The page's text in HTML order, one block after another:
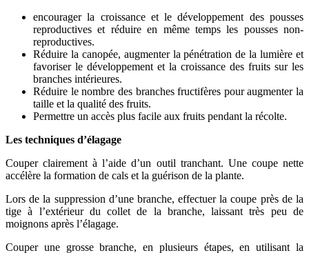
encourager la croissance et le développement des pousses
reproductives et réduire en même temps les pousses non-
reproductives.
Réduire la canopée, augmenter la pénétration de la lumière et
favoriser le développement et la croissance des fruits sur les
branches intérieures.
Réduire le nombre des branches fructifères pour augmenter la
taille et la qualité des fruits.
Permettre un accès plus facile aux fruits pendant la récolte.
Les techniques d’élagage
Couper clairement à l’aide d’un outil tranchant. Une coupe nette
accélère la formation de cals et la guérison de la plante.
Lors de la suppression d’une branche, effectuer la coupe près de la
tige à l’extérieur du collet de la branche, laissant très peu de
moignons après l’élagage.
Couper une grosse branche, en plusieurs étapes, en utilisant la